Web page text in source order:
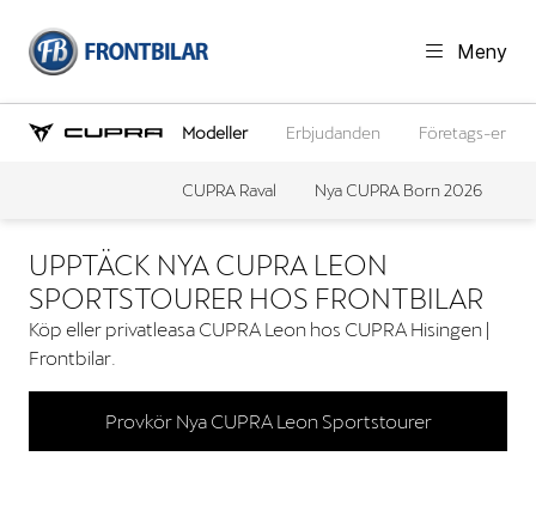
Meny
Modeller Erbjudanden Företags-
CUPRA Raval Nya CUPRA Born 2026
UPPTÄCK NYA CUPRA LEON
SPORTSTOURER HOS FRONTBILAR
Köp eller privatleasa CUPRA Leon hos CUPRA Hisingen |
Frontbilar.
Provkör Nya CUPRA Leon Sportstourer